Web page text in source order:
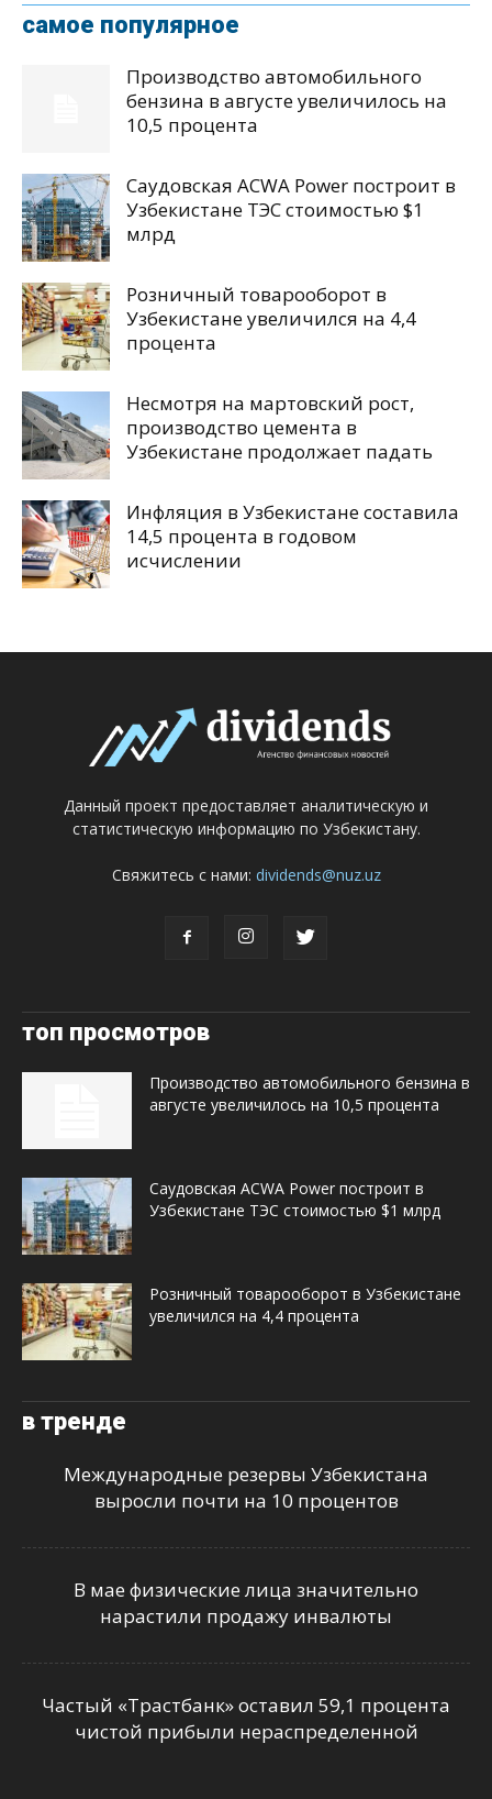
самое популярное
Производство автомобильного
бензина в августе увеличилось на
10,5 процента
Саудовская ACWA Power построит в
Узбекистане ТЭС стоимостью $1
млрд
Розничный товарооборот в
Узбекистане увеличился на 4,4
процента
Несмотря на мартовский рост,
производство цемента в
Узбекистане продолжает падать
Инфляция в Узбекистане составила
14,5 процента в годовом
исчислении
Данный проект предоставляет аналитическую и
статистическую информацию по Узбекистану.
Свяжитесь с нами: dividends@nuz.uz
топ просмотров
Производство автомобильного бензина в
августе увеличилось на 10,5 процента
Саудовская ACWA Power построит в
Узбекистане ТЭС стоимостью $1 млрд
Розничный товарооборот в Узбекистане
увеличился на 4,4 процента
в тренде
Международные резервы Узбекистана
выросли почти на 10 процентов
В мае физические лица значительно
нарастили продажу инвалюты
Частый «Трастбанк» оставил 59,1 процента
чистой прибыли нераспределенной